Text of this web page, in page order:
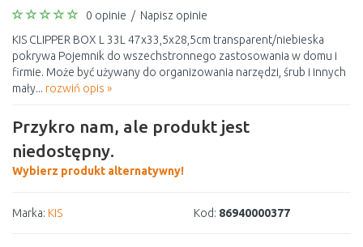
0 opinie / Napisz opinie
KIS CLIPPER BOX L 33L 47x33,5x28,5cm transparent/niebieska
pokrywa Pojemnik do wszechstronnego zastosowania w domu i
firmie. Może być używany do organizowania narzędzi, śrub i innych
mały... rozwiń opis »
Przykro nam, ale produkt jest
niedostępny.
Wybierz produkt alternatywny!
Marka: KIS Kod: 86940000377